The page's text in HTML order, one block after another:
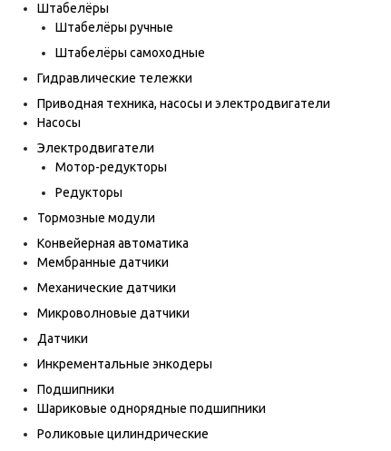
Штабелёры
Штабелёры ручные
Штабелёры самоходные
Гидравлические тележки
Приводная техника, насосы и электродвигатели
Насосы
Электродвигатели
Мотор-редукторы
Редукторы
Тормозные модули
Конвейерная автоматика
Мембранные датчики
Механические датчики
Микроволновые датчики
Датчики
Инкрементальные энкодеры
Подшипники
Шариковые однорядные подшипники
Роликовые цилиндрические